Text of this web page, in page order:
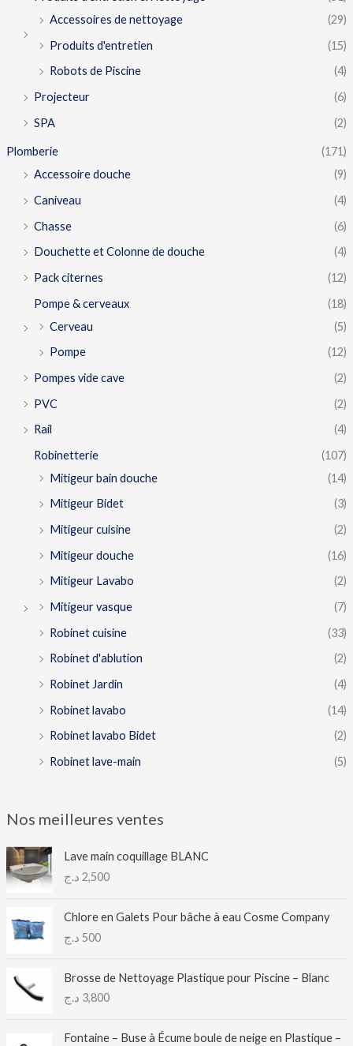
Accessoires de nettoyage
(29)
Produits d'entretien
(15)
Robots de Piscine
(4)
Projecteur
(6)
SPA
(2)
Plomberie
(171)
Accessoire douche
(9)
Caniveau
(4)
Chasse
(6)
Douchette et Colonne de douche
(4)
Pack citernes
(12)
Pompe & cerveaux
(18)
Cerveau
(5)
Pompe
(12)
Pompes vide cave
(2)
PVC
(2)
Rail
(4)
Robinetterie
(107)
Mitigeur bain douche
(14)
Mitigeur Bidet
(3)
Mitigeur cuisine
(2)
Mitigeur douche
(16)
Mitigeur Lavabo
(2)
Mitigeur vasque
(7)
Robinet cuisine
(33)
Robinet d'ablution
(2)
Robinet Jardin
(4)
Robinet lavabo
(14)
Robinet lavabo Bidet
(2)
Robinet lave-main
(5)
Nos meilleures ventes
Lave main coquillage BLANC
2,500 د.ج
Chlore en Galets Pour bâche à eau Cosme Company
500 د.ج
Brosse de Nettoyage Plastique pour Piscine – Blanc
3,800 د.ج
Fontaine – Buse à Écume boule de neige en Plastique –